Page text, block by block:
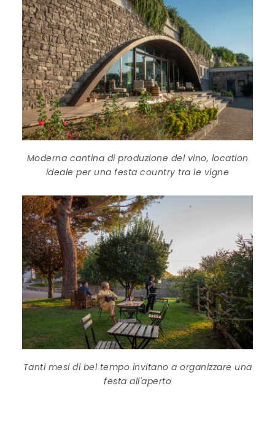
Moderna cantina di produzione del vino, location
ideale per una festa country tra le vigne
Tanti mesi di bel tempo invitano a organizzare una
festa all'aperto